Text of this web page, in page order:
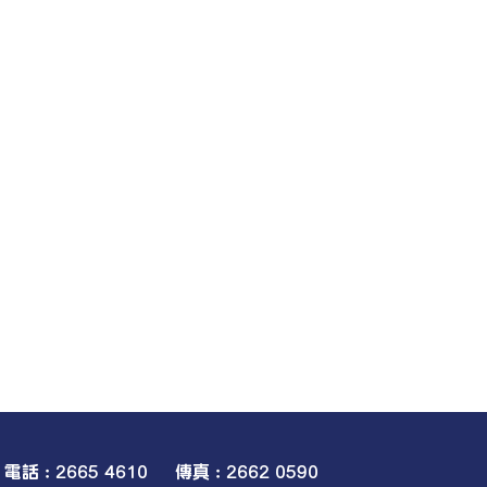
電話 : 2665 4610 傳真 : 2662 0590